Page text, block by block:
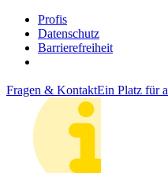
Profis
Datenschutz
Barrierefreiheit
Fragen & KontaktEin Platz für